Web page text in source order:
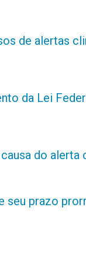
de alertas
da Lei
do
seu prazo